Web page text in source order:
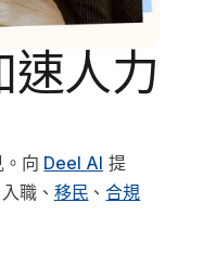
速人力
向 Deel AI 提
職、 移民 、合規